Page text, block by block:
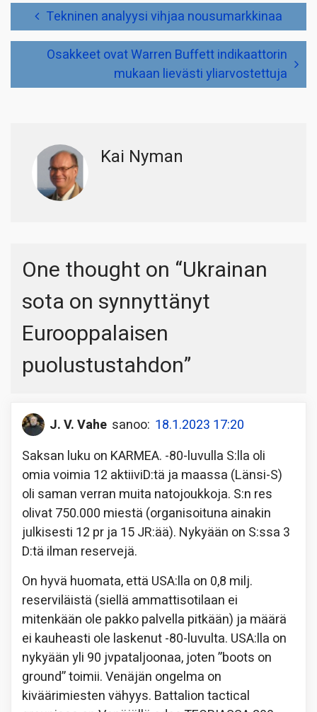
ArtikkelienTekninen analyysi vihjaa nousumarkkinaa
Osakkeet ovat Warren Buffett indikaattorin
mukaan lievästi yliarvostettuja
Kai Nyman
One thought on “Ukrainan
sota on synnyttänyt
Eurooppalaisen
puolustustahdon”
J. V. Vahe sanoo: 18.1.2023 17:20
Saksan luku on KARMEA. -80-luvulla S:lla oli
omia voimia 12 aktiiviD:tä ja maassa (Länsi-S)
oli saman verran muita natojoukkoja. S:n res
olivat 750.000 miestä (organisoituna ainakin
julkisesti 12 pr ja 15 JR:ää). Nykyään on S:ssa 3
D:tä ilman reservejä.
On hyvä huomata, että USA:lla on 0,8 milj.
reserviläistä (siellä ammattisotilaan ei
mitenkään ole pakko palvella pitkään) ja määrä
ei kauheasti ole laskenut -80-luvulta. USA:lla on
nykyään yli 90 jvpataljoonaa, joten ”boots on
ground” toimii. Venäjän ongelma on
kiväärimiesten vähyys. Battalion tactical